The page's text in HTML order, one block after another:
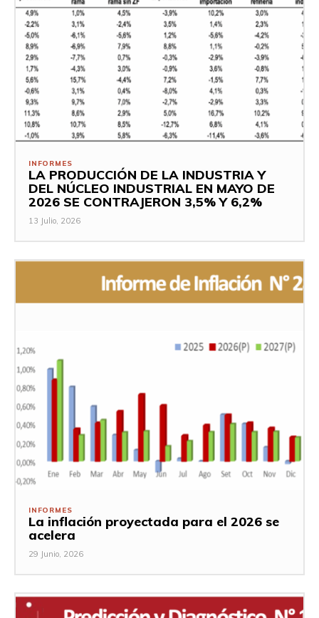
INFORMES
LA PRODUCCIÓN DE LA INDUSTRIA Y
DEL NÚCLEO INDUSTRIAL EN MAYO DE
2026 SE CONTRAJERON 3,5% Y 6,2%
13 Julio, 2026
INFORMES
La inflación proyectada para el 2026 se
acelera
29 Junio, 2026